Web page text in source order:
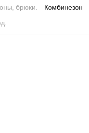
брюки.
Комбинезон